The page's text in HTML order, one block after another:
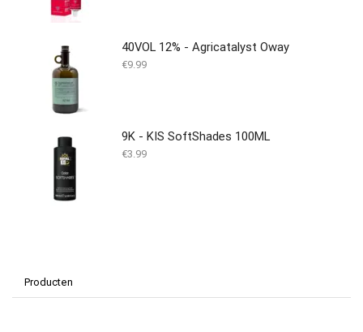
40VOL 12% - Agricatalyst Oway
€9.99
9K - KIS SoftShades 100ML
€3.99
Producten